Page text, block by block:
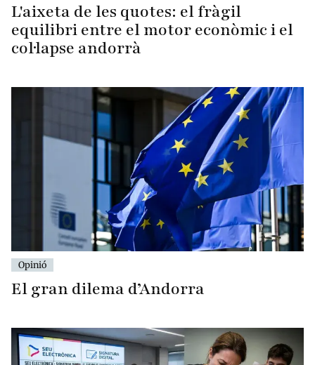
L'aixeta de les quotes: el fràgil
equilibri entre el motor econòmic i el
col·lapse andorrà
Opinió
El gran dilema d’Andorra